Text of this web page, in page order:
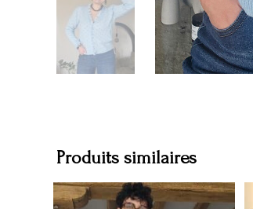
Produits similaires